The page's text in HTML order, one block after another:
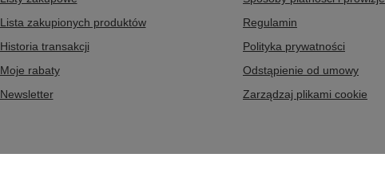
Lista zakupionych produktów
Historia transakcji
Moje rabaty
Newsletter
Regulamin
Polityka prywatności
Odstąpienie od umowy
Zarządzaj plikami cookie